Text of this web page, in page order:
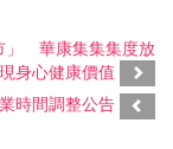
」 華康集集集度放
身心健康價值
時間調整公告